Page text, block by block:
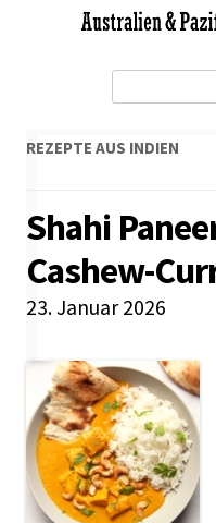
REZEPTE AUS INDIEN
Shahi
Cashew-
23. Januar 2026